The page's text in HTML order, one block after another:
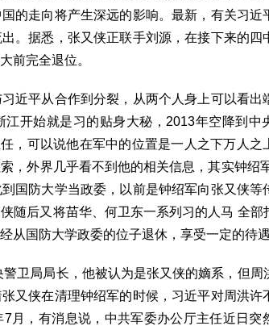
的走向将产生深远的影响。最新，有关习近
。据悉，张又侠正联手刘源，在接下来的四
前完全退位。
近平从合作到分裂，从两个人身上可以看出
开始就是习的贴身大秘，2013年空降到中
，可以说他在军中的位置是一人之下万人之
，外界几乎看不到他的相关信息，其实钟绍
国防大学当政委，以前是钟绍军向张又侠等
随后又将苗华、何卫东一系列习的人马 全部
从国防大学政委的位子退休，享受一定的待
卫局局长，他被认为是张又侠的嫡系，但周
又侠在清理钟绍军的时候，习近平对周洪许
月，有消息说，中共军委办公厅主任近日突